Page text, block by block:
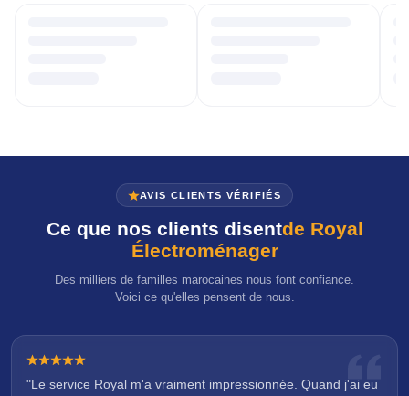
AVIS CLIENTS VÉRIFIÉS
Ce que nos clients disentde Royal
Électroménager
Des milliers de familles marocaines nous font confiance.
Voici ce qu'elles pensent de nous.
"Le service Royal m'a vraiment impressionnée. Quand j'ai eu